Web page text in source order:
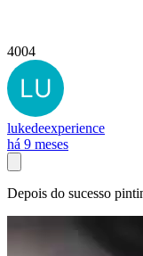
4004
lukedeexperience
há 9 meses
Depois do sucesso